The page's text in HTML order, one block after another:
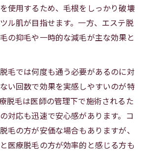
使用するため、毛根をしっかり破壊
ル肌が目指せます。一方、エステ脱
の抑毛や一時的な減毛が主な効果と
毛では何度も通う必要があるのに対
い回数で効果を実感しやすいのが特
脱毛は医師の管理下で施術されるた
対応も迅速で安心感があります。コ
毛の方が安価な場合もありますが、
医療脱毛の方が効率的と感じる方も